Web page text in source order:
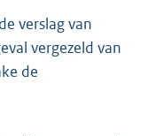
verslag van
vergezeld van
de